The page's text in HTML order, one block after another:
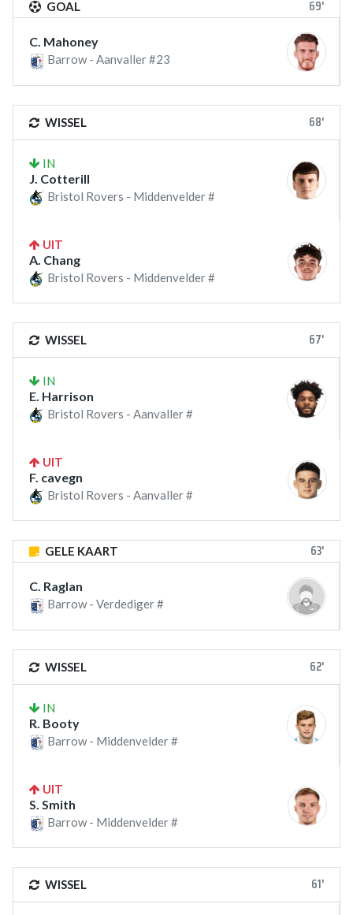
GOAL 69'
C. Mahoney
Barrow - Aanvaller #23
WISSEL 68'
IN
J. Cotterill
Bristol Rovers - Middenvelder #
UIT
A. Chang
Bristol Rovers - Middenvelder #
WISSEL 67'
IN
E. Harrison
Bristol Rovers - Aanvaller #
UIT
F. cavegn
Bristol Rovers - Aanvaller #
GELE KAART 63'
C. Raglan
Barrow - Verdediger #
WISSEL 62'
IN
R. Booty
Barrow - Middenvelder #
UIT
S. Smith
Barrow - Middenvelder #
WISSEL 61'